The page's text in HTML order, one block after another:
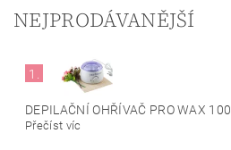
NEJPRODÁVANĚJŠÍ
1.
DEPILAČNÍ OHŘÍVAČ PRO WAX 100
Přečíst víc